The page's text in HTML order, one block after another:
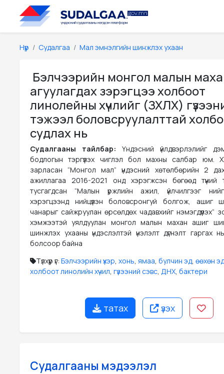
Нүүр Судалгаа Мал эмнэлгийн шинжлэх ухаан
Бэлчээрийн монгол малын
агуулагдах зэрэгцээ холбоот
линолейны хүчлийг (ЗХЛХ)
тэжээл боловсруулалттай
судлах нь
Судалгааны тайлбар: Үндэсний үйлдвэрлэлийг
бодлогын тэргүүлэх чиглэл бол махны салбар юм.
зарласан “Монгол мал” үндэсний хөтөлбөрийн 2
ажиллагаа 2016-2021 онд хэрэгжсэн бөгөөд түүний
тусгагдсан “Малын үржлийн ажил, үйлчилгээг
хэрэгцээнд нийцүүлэн боловсронгуй болгож, ашиг
чанарыг сайжруулан өрсөлдөх чадавхийг нэмэгдүүлэх”
хэмжээтэй уялдуулан монгол малын махан ашиг
шинжлэх ухааны үндэслэлтэй үнэлэлт дүгнэлт гаргах
болсоор байна
Түлхүүр үг: Бэлчээрийн үхэр, хонь, ямаа, булчин эд, өөхөн эд
холбоот линолийн хүчил, гүзээний сэвс, ДНХ, бактери
татах үзэх
Судалгааны мэдээлэл